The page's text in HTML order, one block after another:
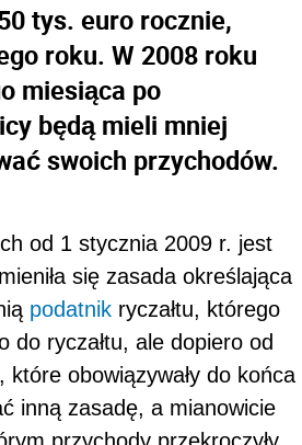
tys. euro rocznie,
roku. W 2008 roku
miesiąca po
będą mieli mniej
swoich przychodów.
od 1 stycznia 2009 r. jest
się zasada określająca
podatnik ryczałtu, którego
ryczałtu, ale dopiero od
obowiązywały do końca
inną zasadę, a mianowicie